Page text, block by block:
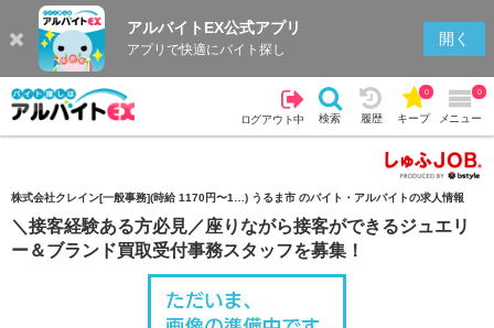
アルバイトEX公式アプリ
アプリで快適にバイト探し
開く
ログアウト中 検索 履歴 キープ
0
メニュー
0
検索 履歴
株式会社クレイン[一般事務](時給 1170円〜1…) うるま市 のバイト・アルバイトの求人情報
＼接客経験ある方必見／座りながら接客ができるジュエリ
ー＆ブランド買取受付事務スタッフを募集！